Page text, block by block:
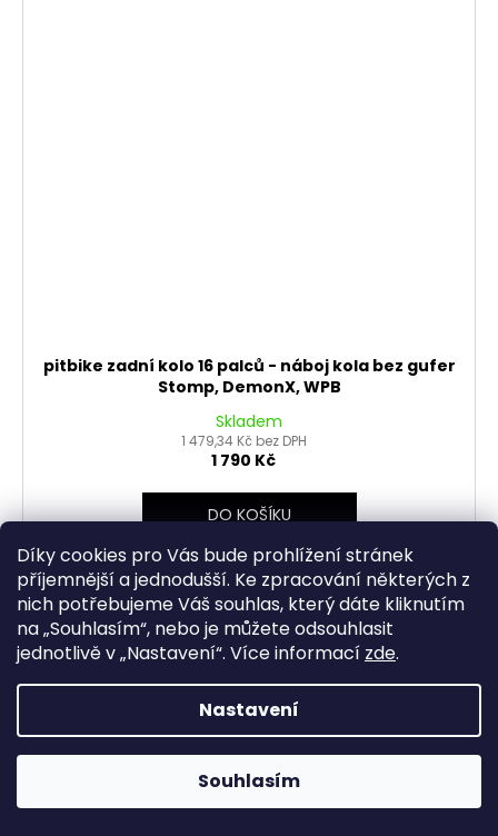
Díky cookies pro Vás bude prohlížení stránek
příjemnější a jednodušší. Ke zpracování některých z
nich potřebujeme Váš souhlas, který dáte kliknutím
na „Souhlasím“, nebo je můžete odsouhlasit
jednotlivě v „Nastavení“. Více informací zde.
Nastavení
Souhlasím
pitbike zadní kolo 16 palců - náboj kola bez gufer
Stomp, DemonX, WPB
Skladem
1 479,34 Kč bez DPH
1 790 Kč
DO KOŠÍKU